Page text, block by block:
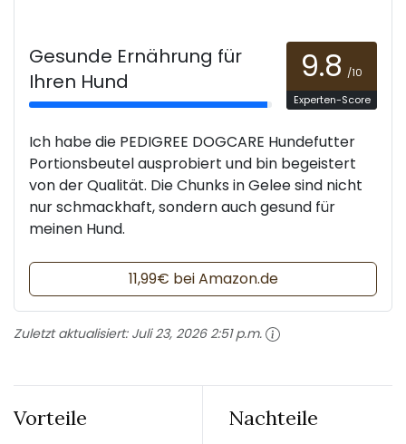
Gesunde Ernährung für
Ihren Hund
9.8 /10
Experten-Score
Ich habe die PEDIGREE DOGCARE Hundefutter
Portionsbeutel ausprobiert und bin begeistert
von der Qualität. Die Chunks in Gelee sind nicht
nur schmackhaft, sondern auch gesund für
meinen Hund.
11,99€ bei Amazon.de
Zuletzt aktualisiert: Juli 23, 2026 2:51 p.m.
Vorteile Nachteile